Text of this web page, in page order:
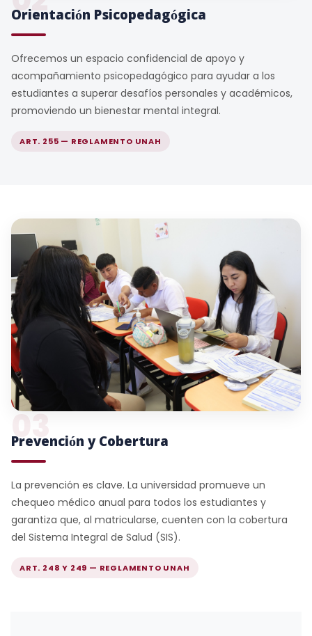
Orientación Psicopedagógica
Ofrecemos un espacio confidencial de apoyo y
acompañamiento psicopedagógico para ayudar a los
estudiantes a superar desafíos personales y académicos,
promoviendo un bienestar mental integral.
ART. 255 — REGLAMENTO UNAH
03
Prevención y Cobertura
La prevención es clave. La universidad promueve un
chequeo médico anual para todos los estudiantes y
garantiza que, al matricularse, cuenten con la cobertura
del Sistema Integral de Salud (SIS).
ART. 248 Y 249 — REGLAMENTO UNAH